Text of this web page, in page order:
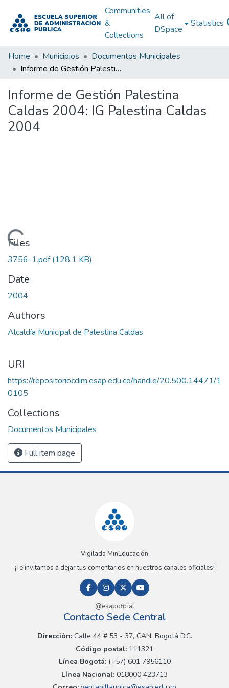
Communities
&
Collections
All of
DSpace
Statistics
Home Municipios
Documentos Municipales
Informe de Gestión Palestina Caldas 2004: IG Palestina Caldas 2004
Informe de Gestión Palestina
Caldas 2004: IG Palestina Caldas
2004
Loading...
Files
3756-1.pdf(128.1 KB)
Date
2004
Authors
Alcaldía Municipal de Palestina Caldas
URI
https://repositoriocdim.esap.edu.co/handle/20.500.14471/1
0105
Collections
Documentos Municipales
Full item page
Vigilada MinEducación
¡Te invitamos a dejar tus comentarios en nuestros canales oficiales!
@esapoficial
Contacto Sede Central
Dirección:Calle 44 # 53 - 37, CAN, Bogotá D.C.
Código postal: 111321
Línea Bogotá:(+57) 601 7956110
Línea Nacional: 018000 423713